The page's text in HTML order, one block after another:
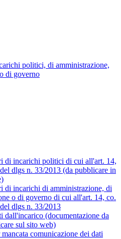
politici, di amministrazione,
di governo
di incarichi politici di cui all'art. 14,
dlgs n. 33/2013 (da pubblicare in
di incarichi di amministrazione, di
o di governo di cui all'art. 14, co.
dlgs n. 33/2013
dall'incarico (documentazione da
sul sito web)
comunicazione dei dati